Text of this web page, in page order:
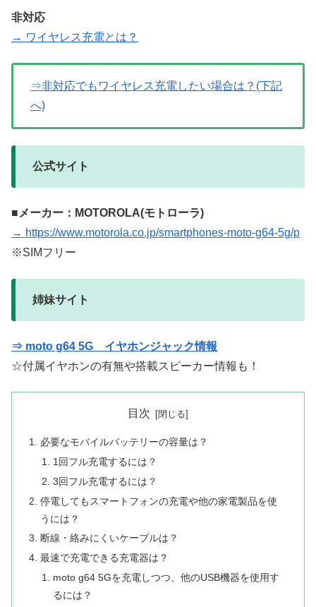
非対応
→ ワイヤレス充電とは？
⇒非対応でもワイヤレス充電したい場合は？(下記
へ)
公式サイト
■メーカー：MOTOROLA(モトローラ)
→ https://www.motorola.co.jp/smartphones-moto-g64-5g/p
※SIMフリー
姉妹サイト
⇒ moto g64 5G イヤホンジャック情報
☆付属イヤホンの有無や搭載スピーカー情報も！
目次
必要なモバイルバッテリーの容量は？
1回フル充電するには？
3回フル充電するには？
停電してもスマートフォンの充電や他の家電製品を使
うには？
断線・絡みにくいケーブルは？
最速で充電できる充電器は？
moto g64 5Gを充電しつつ、他のUSB機器を使用す
るには？